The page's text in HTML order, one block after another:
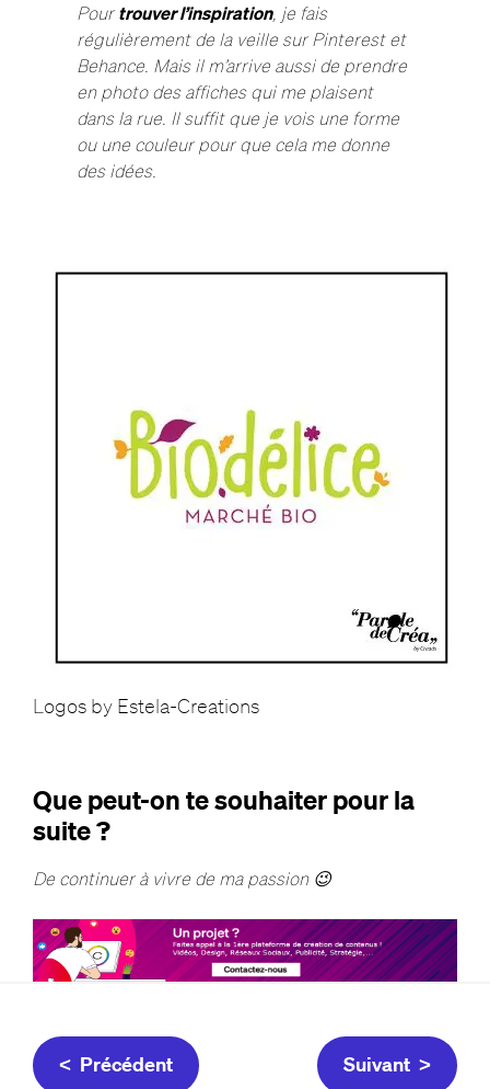
Pour trouver l’inspiration, je fais
régulièrement de la veille sur Pinterest et
Behance. Mais il m’arrive aussi de prendre
en photo des affiches qui me plaisent
dans la rue. Il suffit que je vois une forme
ou une couleur pour que cela me donne
des idées.
Logos by Estela-Creations
Que peut-on te souhaiter pour la
suite ?
De continuer à vivre de ma passion 😉
< Précédent Suivant >